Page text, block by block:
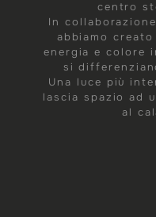
centro
In
abbiamo
energia e colore
si
Una luce più
lascia spazio ad
al